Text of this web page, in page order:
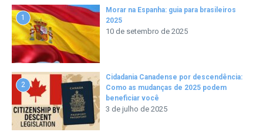
1
Morar na Espanha: guia para brasileiros
2025
10 de setembro de 2025
2
Cidadania Canadense por descendência:
Como as mudanças de 2025 podem
beneficiar você
3 de julho de 2025